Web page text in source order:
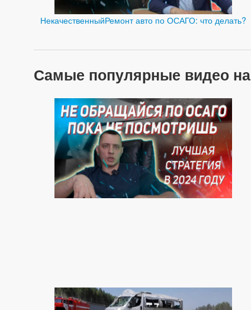
НекачественныйРемонт авто по ОСАГО: что делать?
Самые популярные видео на